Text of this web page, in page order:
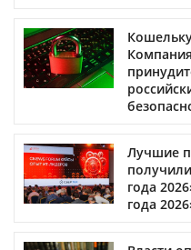
Лучшие
года
года